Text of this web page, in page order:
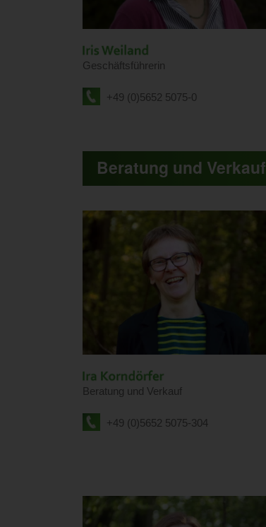
Geschäftsführerin
+49 (0)5652 5075-0
Beratung und Verkauf
Beratung und Verkauf
+49 (0)5652 5075-304